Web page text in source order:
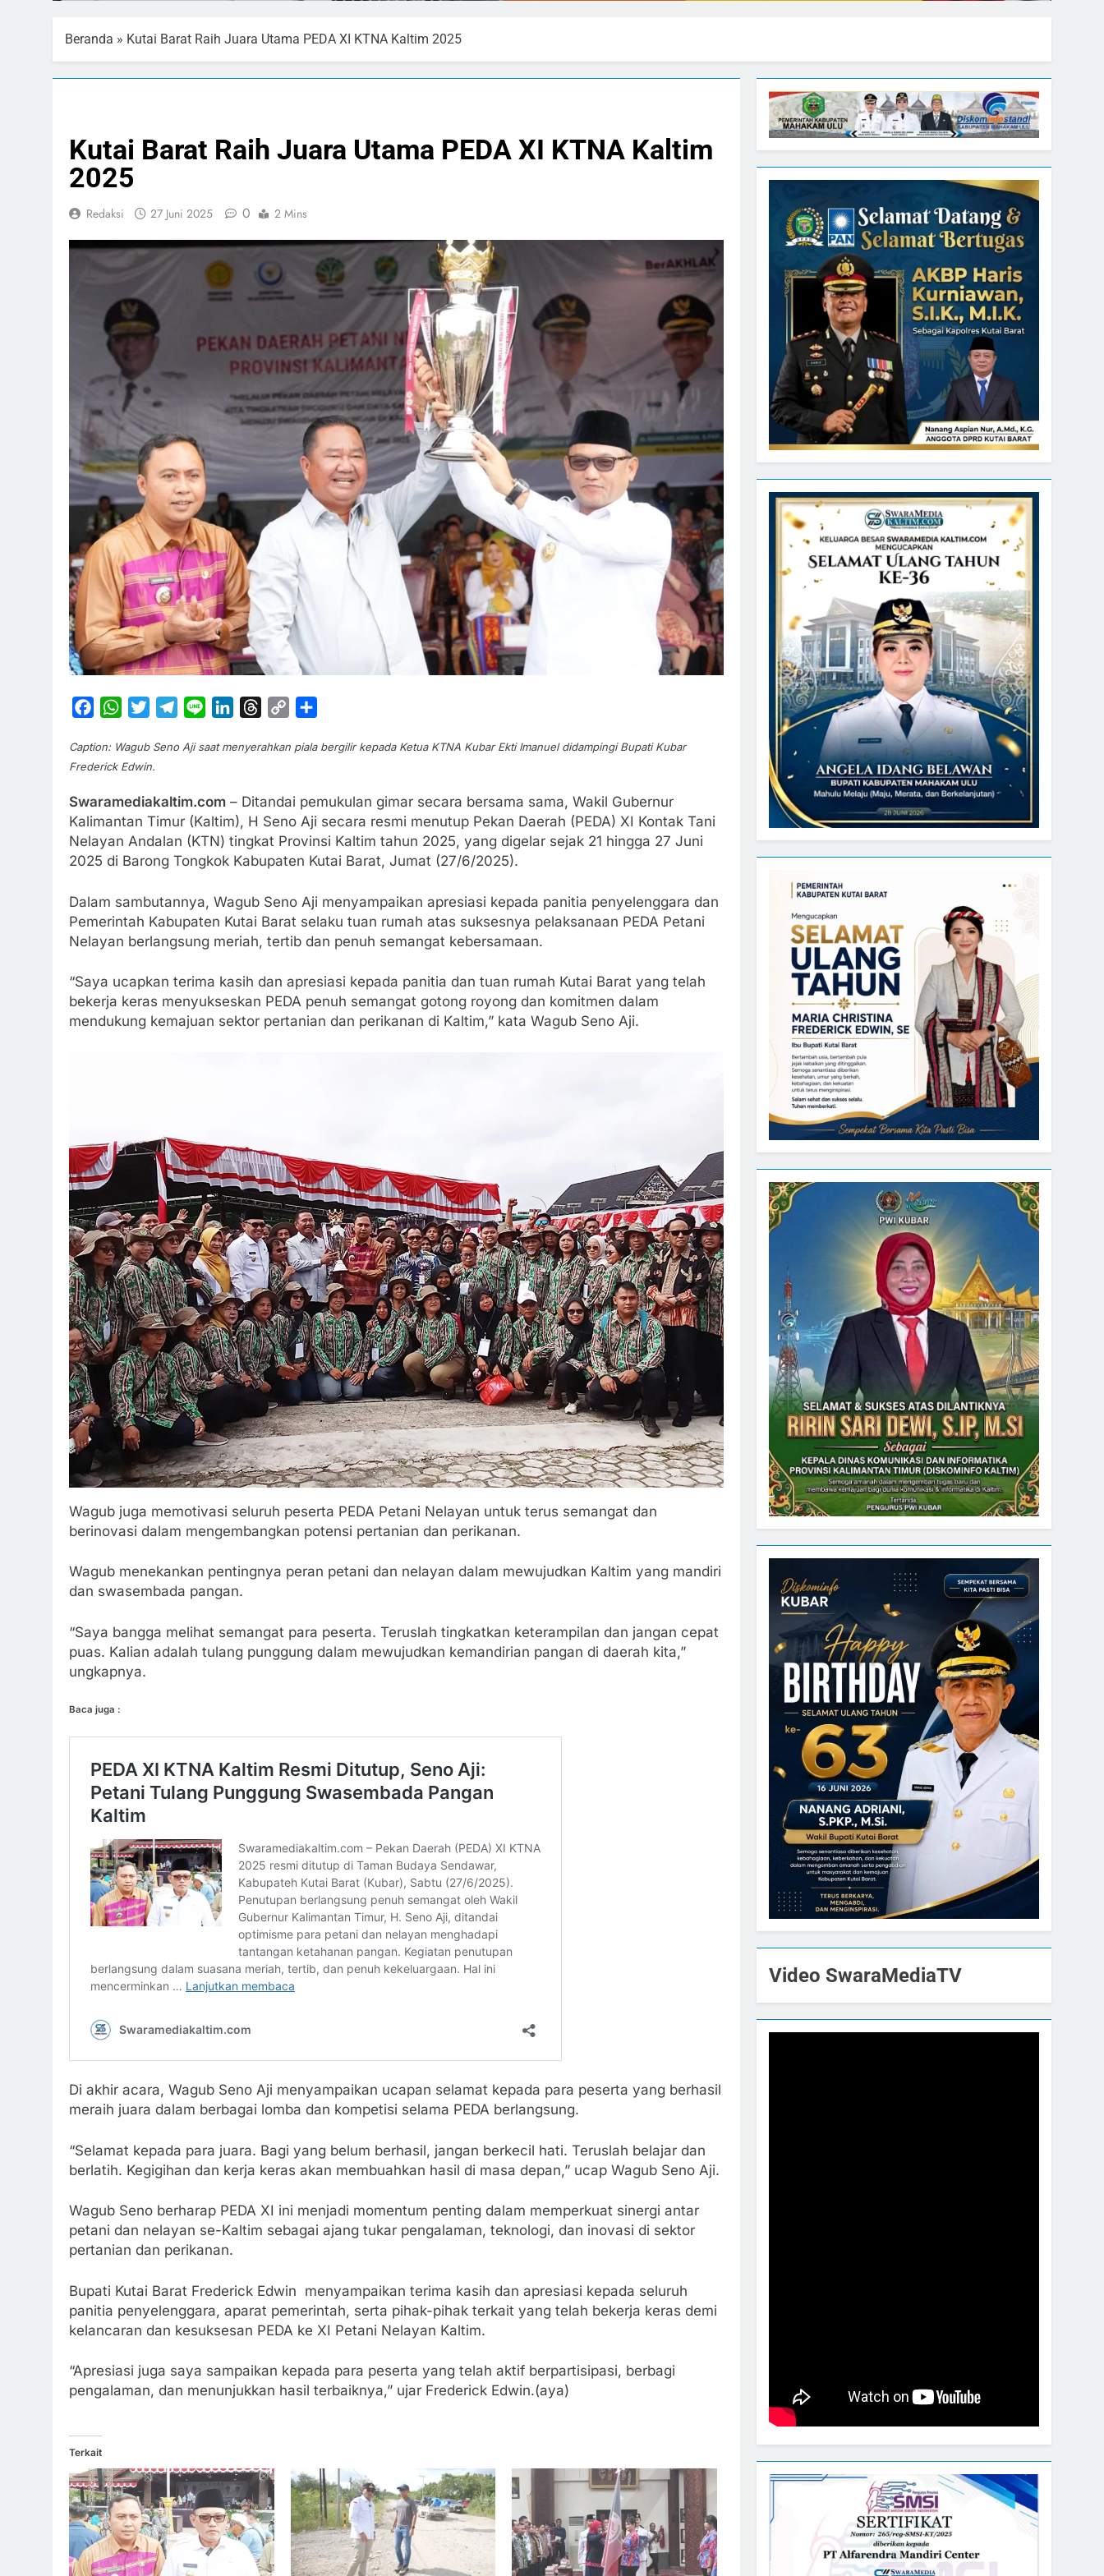
Beranda » Kutai Barat Raih Juara Utama PEDA XI KTNA Kaltim 2025
Kutai Barat Raih Juara Utama PEDA XI KTNA Kaltim
2025
Redaksi 27 Juni 2025 0 2 Mins
FacebookWhatsApp
TwitterTelegram
Line LinkedInThreads
Copy
Caption: Wagub Seno Aji saat menyerahkan piala bergilir kepada Ketua KTNA Kubar Ekti Imanuel didampingi Bupati Kubar
Frederick Edwin.
Swaramediakaltim.com – Ditandai pemukulan gimar secara bersama sama, Wakil Gubernur
Kalimantan Timur (Kaltim), H Seno Aji secara resmi menutup Pekan Daerah (PEDA) XI Kontak Tani
Nelayan Andalan (KTN) tingkat Provinsi Kaltim tahun 2025, yang digelar sejak 21 hingga 27 Juni
2025 di Barong Tongkok Kabupaten Kutai Barat, Jumat (27/6/2025).
Dalam sambutannya, Wagub Seno Aji menyampaikan apresiasi kepada panitia penyelenggara dan
Pemerintah Kabupaten Kutai Barat selaku tuan rumah atas suksesnya pelaksanaan PEDA Petani
Nelayan berlangsung meriah, tertib dan penuh semangat kebersamaan.
“Saya ucapkan terima kasih dan apresiasi kepada panitia dan tuan rumah Kutai Barat yang telah
bekerja keras menyukseskan PEDA penuh semangat gotong royong dan komitmen dalam
mendukung kemajuan sektor pertanian dan perikanan di Kaltim,” kata Wagub Seno Aji.
Wagub juga memotivasi seluruh peserta PEDA Petani Nelayan untuk terus semangat dan
berinovasi dalam mengembangkan potensi pertanian dan perikanan.
Wagub menekankan pentingnya peran petani dan nelayan dalam mewujudkan Kaltim yang mandiri
dan swasembada pangan.
“Saya bangga melihat semangat para peserta. Teruslah tingkatkan keterampilan dan jangan cepat
puas. Kalian adalah tulang punggung dalam mewujudkan kemandirian pangan di daerah kita,”
ungkapnya.
Baca juga :
Di akhir acara, Wagub Seno Aji menyampaikan ucapan selamat kepada para peserta yang berhasil
meraih juara dalam berbagai lomba dan kompetisi selama PEDA berlangsung.
“Selamat kepada para juara. Bagi yang belum berhasil, jangan berkecil hati. Teruslah belajar dan
berlatih. Kegigihan dan kerja keras akan membuahkan hasil di masa depan,” ucap Wagub Seno Aji.
Wagub Seno berharap PEDA XI ini menjadi momentum penting dalam memperkuat sinergi antar
petani dan nelayan se-Kaltim sebagai ajang tukar pengalaman, teknologi, dan inovasi di sektor
pertanian dan perikanan.
Bupati Kutai Barat Frederick Edwin menyampaikan terima kasih dan apresiasi kepada seluruh
panitia penyelenggara, aparat pemerintah, serta pihak-pihak terkait yang telah bekerja keras demi
kelancaran dan kesuksesan PEDA ke XI Petani Nelayan Kaltim.
“Apresiasi juga saya sampaikan kepada para peserta yang telah aktif berpartisipasi, berbagi
pengalaman, dan menunjukkan hasil terbaiknya,” ujar Frederick Edwin.(aya)
Terkait
Video SwaraMediaTV